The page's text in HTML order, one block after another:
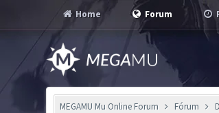
Home Forum
MEGAMU Mu Online Forum Fórum